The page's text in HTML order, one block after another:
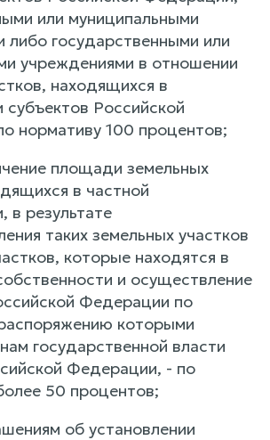
или муниципальными
либо государственными или
учреждениями в отношении
находящихся в
субъектов Российской
нормативу 100 процентов;
площади земельных
в частной
в результате
таких земельных участков
которые находятся в
и осуществление
Федерации по
которыми
государственной власти
Федерации, - по
50 процентов;
об установлении